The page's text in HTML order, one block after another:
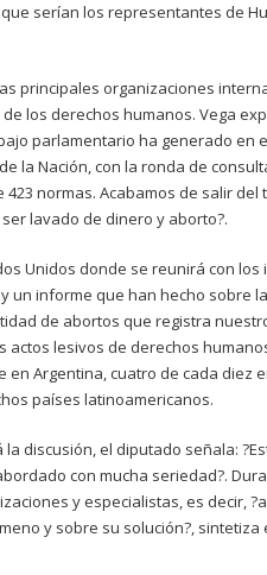
serían los representantes de
principales organizaciones
los derechos humanos. Vega
parlamentario ha generado en
la Nación, con la ronda de
normas. Acabamos de salir
lavado de dinero y aborto?.
Unidos donde se reunirá con
un informe que han hecho sobre
de abortos que registra
lesivos de derechos
Argentina, cuatro de cada diez
países latinoamericanos.
discusión, el diputado señala:
con mucha seriedad?.
y especialistas, es decir,
y sobre su solución?, sintetiza